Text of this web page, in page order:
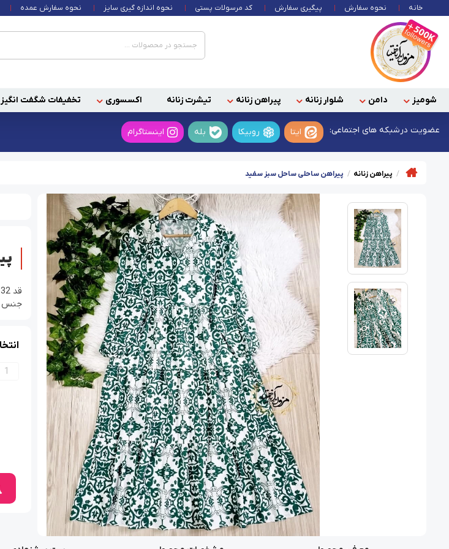
خانه نحوه سفارش پیگیری سفارش کد مرسولات پستی نحوه اندازه گیری سایز نحوه سفارش عمده
شومیز دامن شلوار زنانه پیراهن زنانه تیشرت زنانه اکسسوری تخفیفات شگفت انگیز
عضویت درشبکه های اجتماعی: ایتا روبیکا بله اینستاگرام
پیراهن زنانه پیراهن ساحلی ساحل سبز سفید
قد 132
جنس
1